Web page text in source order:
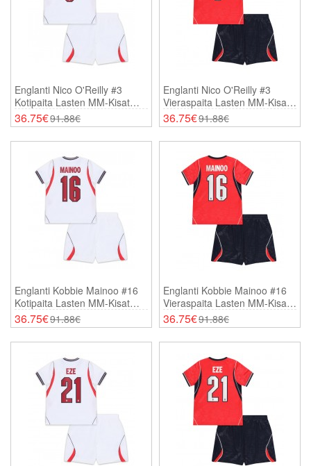
Englanti Nico O'Reilly #3
Kotipaita Lasten MM-Kisat
2026 Lyhythihainen (+
Shortsit)
36.75€91.88€
Englanti Nico O'Reilly #3
Vieraspaita Lasten MM-Kisat
2026 Lyhythihainen (+
Shortsit)
36.75€91.88€
Englanti Kobbie Mainoo #16
Kotipaita Lasten MM-Kisat
2026 Lyhythihainen (+
Shortsit)
36.75€91.88€
Englanti Kobbie Mainoo #16
Vieraspaita Lasten MM-Kisat
2026 Lyhythihainen (+
Shortsit)
36.75€91.88€